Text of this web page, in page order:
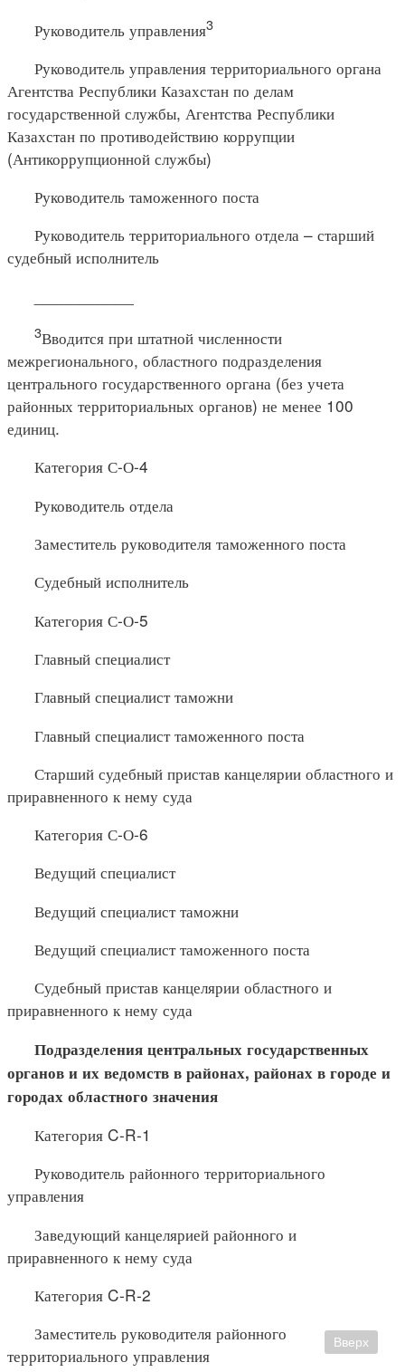
Руководитель управления3
Руководитель управления территориального органа
Агентства Республики Казахстан по делам
государственной службы, Агентства Республики
Казахстан по противодействию коррупции
(Антикоррупционной службы)
Руководитель таможенного поста
Руководитель территориального отдела – старший
судебный исполнитель
3Вводится при штатной численности
межрегионального, областного подразделения
центрального государственного органа (без учета
районных территориальных органов) не менее 100
единиц.
Категория С-О-4
Руководитель отдела
Заместитель руководителя таможенного поста
Судебный исполнитель
Категория С-О-5
Главный специалист
Главный специалист таможни
Главный специалист таможенного поста
Старший судебный пристав канцелярии областного и
приравненного к нему суда
Категория С-О-6
Ведущий специалист
Ведущий специалист таможни
Ведущий специалист таможенного поста
Судебный пристав канцелярии областного и
приравненного к нему суда
Подразделения центральных государственных
органов и их ведомств в районах, районах в городе и
городах областного значения
Категория C-R-1
Руководитель районного территориального
управления
Заведующий канцелярией районного и
приравненного к нему суда
Категория C-R-2
Заместитель руководителя районного
территориального управления
Вверх